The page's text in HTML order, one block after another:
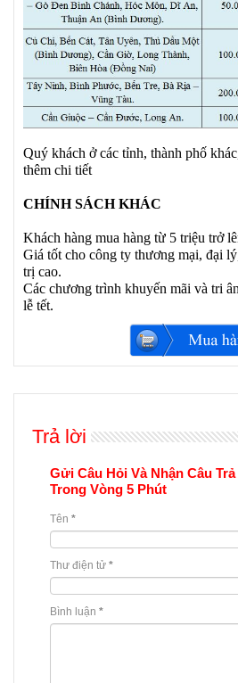
Quý khách ở các tỉnh, thành phố
thêm chi tiết
CHÍNH SÁCH KHÁC
Khách hàng mua hàng từ 5 triệu trở
Giá tốt cho công ty thương mại, đại
trị cao.
Các chương trình khuyến mãi và tri
lễ tết.
Trả lời
Gửi Câu Hỏi Và Nhận Câu
Trong Vòng 5 Phút
Tên *
Thư điện tử *
Bình luận *